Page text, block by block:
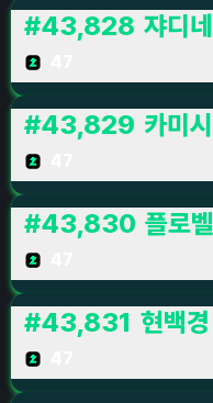
#43,828 쟈디네
#43,829 카미
#43,830 플로벨
#43,831 현백경